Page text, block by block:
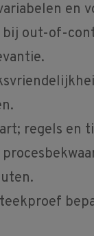
en
bij out-of-
regels en